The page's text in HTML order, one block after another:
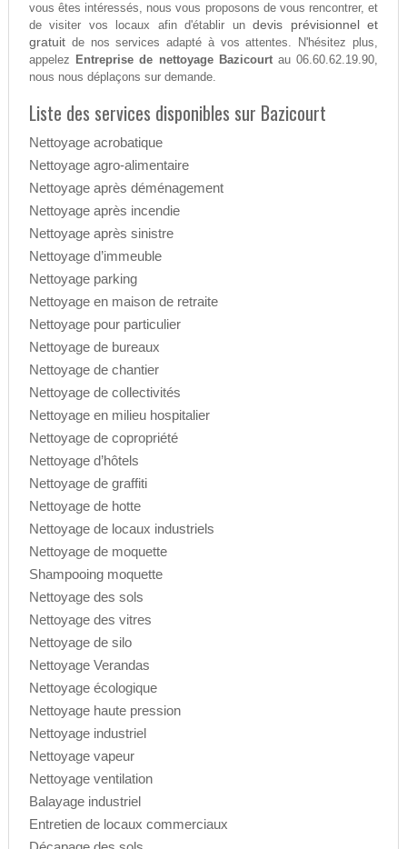
vous êtes intéressés, nous vous proposons de vous rencontrer, et
de visiter vos locaux afin d'établir undevis prévisionnel et
gratuitde nos services adapté à vos attentes. N'hésitez plus,
appelez Entreprise de nettoyage Bazicourtau 06.60.62.19.90,
nous nous déplaçons sur demande.
Liste des services disponibles sur Bazicourt
Nettoyage acrobatique
Nettoyage agro-alimentaire
Nettoyage après déménagement
Nettoyage après incendie
Nettoyage après sinistre
Nettoyage d’immeuble
Nettoyage parking
Nettoyage en maison de retraite
Nettoyage pour particulier
Nettoyage de bureaux
Nettoyage de chantier
Nettoyage de collectivités
Nettoyage en milieu hospitalier
Nettoyage de copropriété
Nettoyage d’hôtels
Nettoyage de graffiti
Nettoyage de hotte
Nettoyage de locaux industriels
Nettoyage de moquette
Shampooing moquette
Nettoyage des sols
Nettoyage des vitres
Nettoyage de silo
Nettoyage Verandas
Nettoyage écologique
Nettoyage haute pression
Nettoyage industriel
Nettoyage vapeur
Nettoyage ventilation
Balayage industriel
Entretien de locaux commerciaux